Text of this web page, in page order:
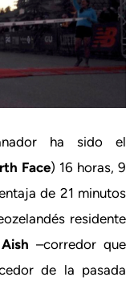
ha sido el
Face) 16 horas, 9
de 21 minutos
residente
–corredor que
de la pasada